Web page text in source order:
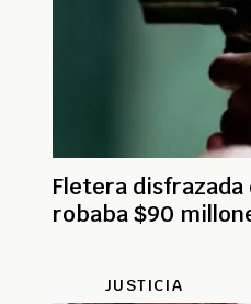
Fletera
robaba $90
JUSTICIA